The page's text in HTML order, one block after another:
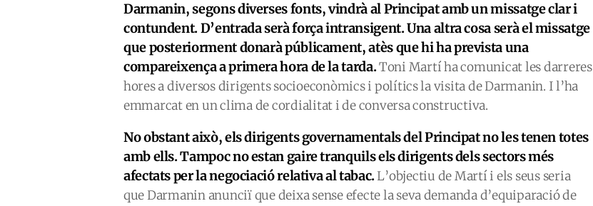
Darmanin, segons diverses fonts, vindrà al Principat amb un missatge clar i
contundent. D’entrada serà força intransigent. Una altra cosa serà el missatge
que posteriorment donarà públicament, atès que hi ha prevista una
compareixença a primera hora de la tarda.Toni Martí ha comunicat les darreres
hores a diversos dirigents socioeconòmics i polítics la visita de Darmanin. I l’ha
emmarcat en un clima de cordialitat i de conversa constructiva.
No obstant això, els dirigents governamentals del Principat no les tenen totes
amb ells. Tampoc no estan gaire tranquils els dirigents dels sectors més
afectats per la negociació relativa al tabac.L’objectiu de Martí i els seus seria
que Darmanin anunciï que deixa sense efecte la seva demanda d’equiparació de